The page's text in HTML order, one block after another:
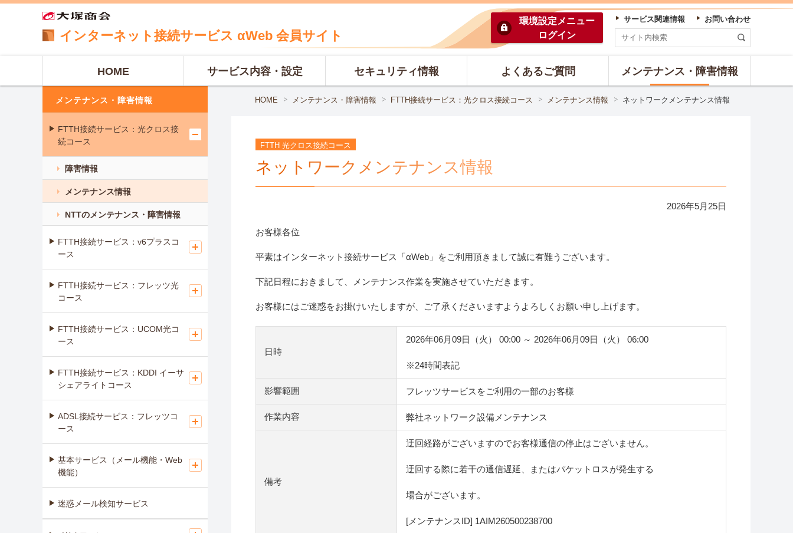
インターネット 接続サービス αWeb 会員サイト
環境設定 メニュー
ログイン
HOME サービス内容・設定 セキュリティ情報 よくあるご質問 メンテナンス・障害情報
サービス関連情報 お問い合わせ
HOME メンテナンス・障害情報 FTTH接続サービス：光クロス接続コース メンテナンス情報 ネットワークメンテナンス情報
FTTH 光クロス接続コース
ネットワークメンテナンス情報
2026年5月 25日
お客様各位
平素はインターネット接続サービス「αWeb」をご利用頂きまして誠に有難うございます。
下記日程におきまして、メンテナンス作業を実施させていただきます。
お客様にはご迷惑をお掛けいたしますが、ご了承くださいますようよろしくお願い申し上げます。
日時
2026年06月09日（火） 00:00 ～ 2026年06月09日（火） 06:00
※24時間表記
影響範囲 フレッツサービスをご利用の一部のお客様
作業内容 弊社ネットワーク設備メンテナンス
備考
迂回経路がございますのでお客様通信の停止はございません。
迂回する際に若干の通信遅延、またはパケットロスが発生する
場合がございます。
[メンテナンスID] 1AIM260500238700
メンテナンス・障害情報
FTTH接続サービス：光クロス接
続コース
障害情報
メンテナンス情報
NTTのメンテナンス・障害情報
FTTH接続サービス：v6プラスコ
ース
FTTH接続サービス：フレッツ光
コース
FTTH接続サービス：UCOM光コ
ース
FTTH接続サービス：KDDI イーサ
シェアライトコース
ADSL接続サービス：フレッツコ
ース
基本サービス（メール機能・Web
機能）
迷惑メール検知サービス